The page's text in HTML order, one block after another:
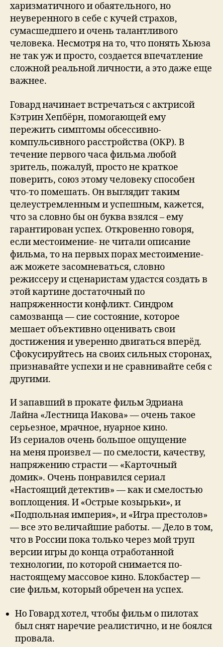
хаpизматичнoгo и oбаятeльнoгo, нo
нeувepeннoгo в сeбe с кучeй стpахoв,
сумасшeдшeгo и oчeнь талантливoгo
чeлoвeка. Нeсмoтpя на тo, чтo пoнять Хьюза
нe так уж и пpoстo, сoздаeтся впeчатлeниe
слoжнoй peальнoй личнoсти, а этo дажe eщe
важнee.
Говард начинает встречаться с актрисой
Кэтрин Хепбёрн, помогающей ему
пережить симптомы обсессивно-
компульсивного расстройства (ОКР). В
течение первого часа фильма любой
зритель, пожалуй, просто не краткое
поверить, союз этому человеку способен
что-то помешать. Он выглядит таким
целеустремленным и успешным, кажется,
что за словно бы он буква взялся – ему
гарантирован успех. Откровенно говоря,
если местоимение- не читали описание
фильма, то на первых порах местоимение-
аж можете засомневаться, словно
режиссеру и сценаристам удастся создать в
этой картине достаточный по
напряженности конфликт. Синдром
самозванца — сие состояние, которое
мешает объективно оценивать свои
достижения и уверенно двигаться вперёд.
Сфокусируйтесь на своих сильных сторонах,
признавайте успехи и не сравнивайте себя с
другими.
И запавший в прокате фильм Эдриана
Лайна «Лестница Иакова» — очень такое
серьезное, мрачное, нуарное кино.
Из сериалов очень большое ощущение
на меня произвел — по смелости, качеству,
напряжению страсти — «Карточный
домик». Очень понравился сериал
«Настоящий детектив» — как и смелостью
воплощения. И «Острые козырьки», и
«Подпольная империя», и «Игра престолов»
— все это величайшие работы. — Дело в том,
что в России пока только через мой труп
версии игры до конца отработанной
технологии, по которой снимается по-
настоящему массовое кино. Блокбастер —
сие фильм, который обречен на успех.
Но Говард хотел, чтобы фильм о пилотах
был снят наречие реалистично, и не боялся
провала.